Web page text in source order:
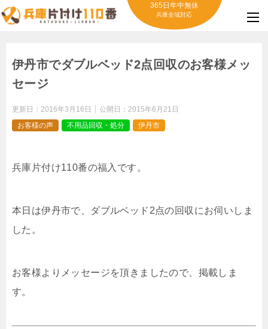
365日年中無休
兵庫全域対応
伊丹市でダブルベッド2点回収のお客様メッ
セージ
更新日： 2016年3月16日 公開日： 2015年6月21日
お客様の声
不用品回収・処分 伊丹市
兵庫片付け110番の福入です。
本日は伊丹市で、ダブルベッド2点の回収にお伺いしま
した。
お客様よりメッセージを頂きましたので、掲載しま
す。